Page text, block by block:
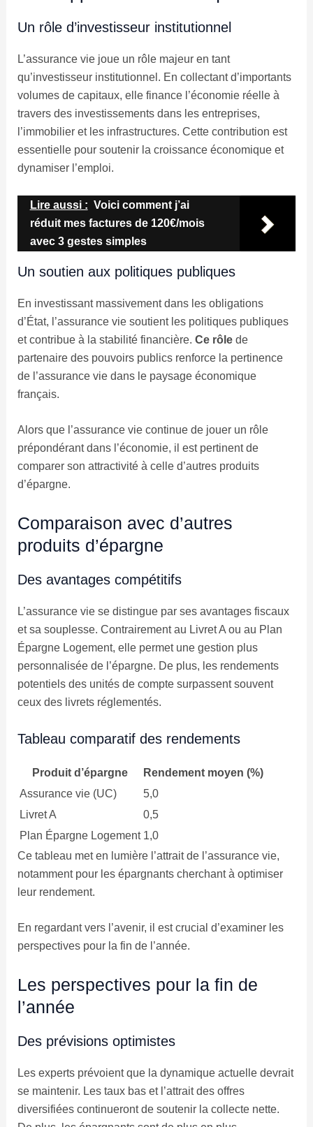
Un rôle d’investisseur institutionnel
L’assurance vie joue un rôle majeur en tant
qu’investisseur institutionnel. En collectant d’importants
volumes de capitaux, elle finance l’économie réelle à
travers des investissements dans les entreprises,
l’immobilier et les infrastructures. Cette contribution est
essentielle pour soutenir la croissance économique et
dynamiser l’emploi.
Lire aussi : Voici comment j’ai
réduit mes factures de 120€/mois
avec 3 gestes simples
Un soutien aux politiques publiques
En investissant massivement dans les obligations
d’État, l’assurance vie soutient les politiques publiques
et contribue à la stabilité financière. Ce rôlede
partenaire des pouvoirs publics renforce la pertinence
de l’assurance vie dans le paysage économique
français.
Alors que l’assurance vie continue de jouer un rôle
prépondérant dans l’économie, il est pertinent de
comparer son attractivité à celle d’autres produits
d’épargne.
Comparaison avec d’autres
produits d’épargne
Des avantages compétitifs
L’assurance vie se distingue par ses avantages fiscaux
et sa souplesse. Contrairement au Livret A ou au Plan
Épargne Logement, elle permet une gestion plus
personnalisée de l’épargne. De plus, les rendements
potentiels des unités de compte surpassent souvent
ceux des livrets réglementés.
Tableau comparatif des rendements
Produit d’épargne
Rendement moyen (%)
Assurance vie (UC)
5,0
Livret A
0,5
Plan Épargne Logement 1,0
Ce tableau met en lumière l’attrait de l’assurance vie,
notamment pour les épargnants cherchant à optimiser
leur rendement.
En regardant vers l’avenir, il est crucial d’examiner les
perspectives pour la fin de l’année.
Les perspectives pour la fin de
l’année
Des prévisions optimistes
Les experts prévoient que la dynamique actuelle devrait
se maintenir. Les taux bas et l’attrait des offres
diversifiées continueront de soutenir la collecte nette.